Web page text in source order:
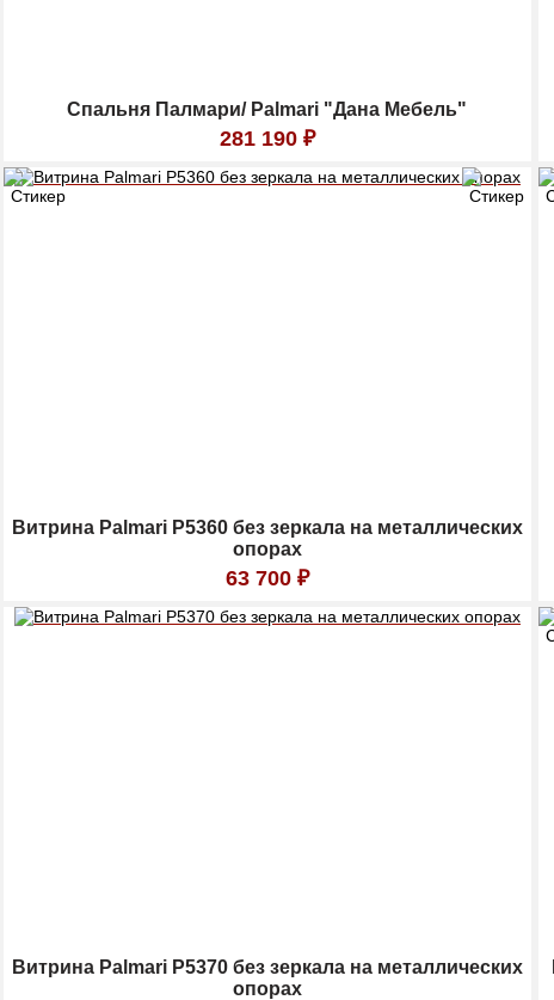
Спальня Палмари/ Palmari "Дана Мебель"
281 190 ₽
Витрина Palmari P5360 без зеркала на металлических
опорах
63 700 ₽
Витрина Palmari P5370 без зеркала на металлических
опорах